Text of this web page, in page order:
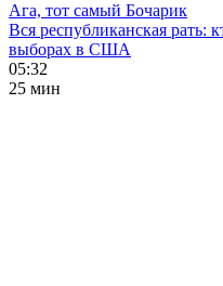
Ага, тот самый Бочарик
Вся республиканская рать:
выборах в США
05:32
25 мин